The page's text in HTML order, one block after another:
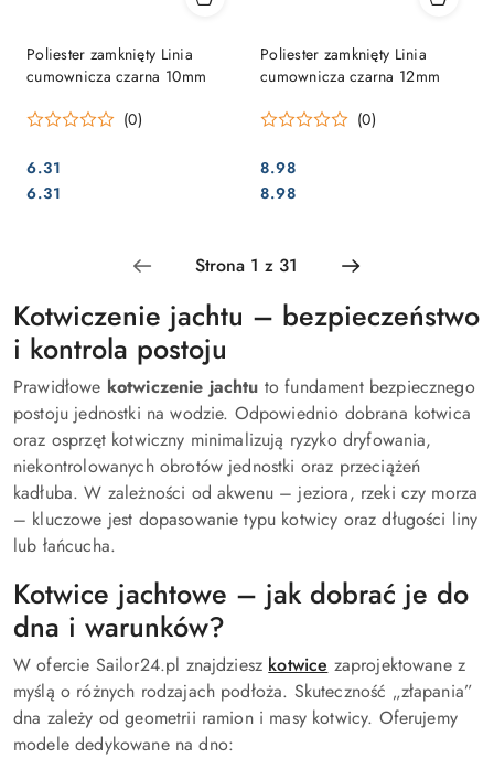
Poliester zamknięty Linia
cumownicza czarna 10mm
(0)
Cena:
6.31
Cena:
6.31
Poliester zamknięty Linia
cumownicza czarna 12mm
(0)
Cena:
8.98
Cena:
8.98
Kotwiczenie jachtu – bezpieczeństwo
i kontrola postoju
Prawidłowe kotwiczenie jachtu to fundament bezpiecznego
postoju jednostki na wodzie. Odpowiednio dobrana kotwica
oraz osprzęt kotwiczny minimalizują ryzyko dryfowania,
niekontrolowanych obrotów jednostki oraz przeciążeń
kadłuba. W zależności od akwenu – jeziora, rzeki czy morza
– kluczowe jest dopasowanie typu kotwicy oraz długości liny
lub łańcucha.
Kotwice jachtowe – jak dobrać je do
dna i warunków?
W ofercie Sailor24.pl znajdziesz kotwice zaprojektowane z
myślą o różnych rodzajach podłoża. Skuteczność „złapania”
dna zależy od geometrii ramion i masy kotwicy. Oferujemy
modele dedykowane na dno: